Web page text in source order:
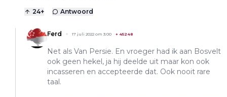
24+ Antwoord
Ferd 17 juli 2022 om 3:00 + 45248
Net als Van Persie. En vroeger had ik aan Bosvelt
ook geen hekel, ja hij deelde uit maar kon ook
incasseren en accepteerde dat. Ook nooit rare
taal.